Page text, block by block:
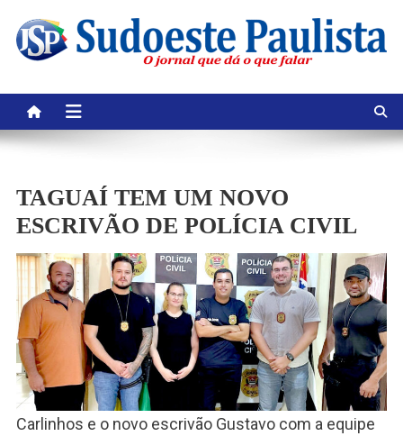
content
TAGUAÍ TEM UM NOVO
ESCRIVÃO DE POLÍCIA CIVIL
Carlinhos e o novo escrivão Gustavo com a equipe